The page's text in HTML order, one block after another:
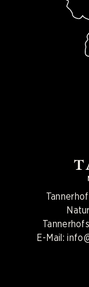
E-Mail: